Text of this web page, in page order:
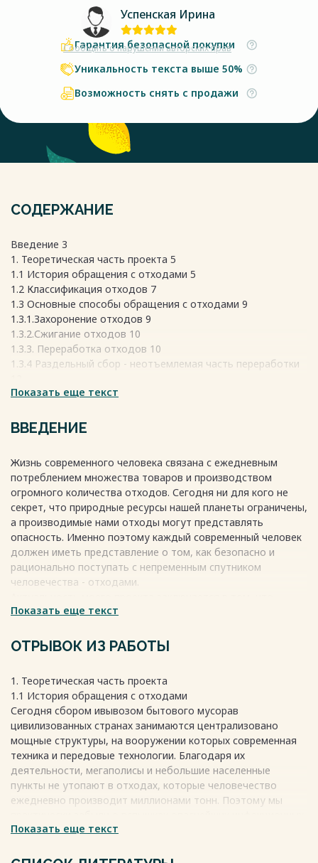
Успенская Ирина
Сообщить о нарушении авторских прав
Гарантия безопасной покупки
Уникальность текста выше 50%
Возможность снять с продажи
СОДЕРЖАНИЕ
Введение 3
1. Теоретическая часть проекта 5
1.1 История обращения с отходами 5
1.2 Классификация отходов 7
1.3 Основные способы обращения с отходами 9
1.3.1.Захоронение отходов 9
1.3.2.Сжигание отходов 10
1.3.3. Переработка отходов 10
1.3.4 Раздельный сбор - неотъемлемая часть переработки
2. 2. Практическая часть проекта 12
2.2. Создание листовок по данной теме проекта 13
Весь текст будет доступен
Показать еще текст
ВВЕДЕНИЕ
Жизнь современного человека связана с ежедневным
потреблением множества товаров и производством
огромного количества отходов. Сегодня ни для кого не
секрет, что природные ресурсы нашей планеты ограничены,
а производимые нами отходы могут представлять
опасность. Именно поэтому каждый современный человек
должен иметь представление о том, как безопасно и
рационально поступать с непременным спутником
человечества - отходами.
проблема отходов является, несомненно, одной из
эффективных методов ее решений является организация
Прививать культуру раздельного сбора мусора
необходимо с малых лет. Одной из глобальных
экологических проблем является загрязнение окружающей
среды. Мусора накопилось так много, что если его не
перерабатывать, он покроет всю планету.
Весь текст будет доступенпосле покупки
Показать еще текст
ОТРЫВОК ИЗ РАБОТЫ
1. Теоретическая часть проекта
1.1 История обращения с отходами
Сегодня сбором ивывозом бытового мусорав
цивилизованных странах занимаются централизовано
мощные структуры, на вооружении которых современная
техника и передовые технологии. Благодаря их
деятельности, мегаполисы и небольшие населенные
пункты не утопают в отходах, которые человечество
ежедневно производит миллионами тонн. Поэтому мы
заболеваний, одной из причин появления которых является
человечество осознало достаточно давно, поэтому
Показать еще текст